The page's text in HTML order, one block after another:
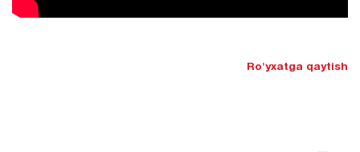
Ro'yxatga qaytish